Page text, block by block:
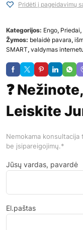
Pridėti į pageidavimų
Kategorijos: Engo, Priedai,
Žymos: belaidė pavara,
SMART, valdymas
❓
Leiskite
Nemokama
be įsipareigojimų.*
Jūsų vardas, pavardė
El.paštas